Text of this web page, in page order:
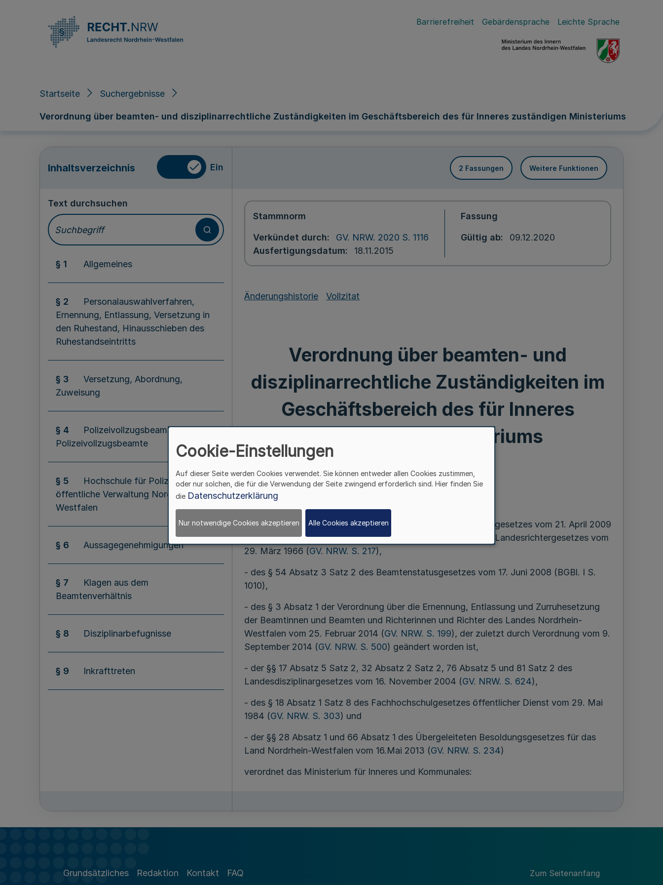
Barrierefreiheit Gebärdensprache Leichte Sprache
Startseite Suchergebnisse
Verordnung über beamten- und disziplinarrechtliche Zuständigkeiten im Geschäftsbereich des für Inneres zuständigen Ministeriums
Inhaltsverzeichnis Ein 2 Fassungen Weitere Funktionen
Text durchsuchen
§ 1 Allgemeines
§ 2
Personalauswahlverfahren,
Ernennung, Entlassung, Versetzung in
den Ruhestand, Hinausschieben des
Ruhestandseintritts
§ 3
Versetzung, Abordnung,
Zuweisung
§ 4
Polizeivollzugsbeamtinnen und
Polizeivollzugsbeamte
§ 5
Hochschule für Polizei und
öffentliche Verwaltung Nordrhein-
Westfalen
§ 6 Aussagegenehmigungen
§ 7
Klagen aus dem
Beamtenverhältnis
§ 8 Disziplinarbefugnisse
§ 9 Inkrafttreten
Stammnorm
Verkündet durch
GV. NRW. 2020 S. 1116
Ausfertigungsdatum
18.11.2015
Fassung
Gültig ab 09.12.2020
Änderungshistorie Vollzitat
Verordnung über beamten- und
disziplinarrechtliche Zuständigkeiten im
Geschäftsbereich des für Inneres
zuständigen Ministeriums
Vom 18. November 2015
Auf Grund
- des § 2 Absatz 2 und des § 105 Satz 2 des Landesbeamtengesetzes vom 21. April 2009
(GV. NRW. S. 224) in Verbindung mit § 4 Absatz 1 Satz 1 des Landesrichtergesetzes vom
29. März 1966 (GV. NRW. S. 217),
- des § 54 Absatz 3 Satz 2 des Beamtenstatusgesetzes vom 17. Juni 2008 (BGBl. I S.
1010),
- des § 3 Absatz 1 der Verordnung über die Ernennung, Entlassung und Zurruhesetzung
der Beamtinnen und Beamten und Richterinnen und Richter des Landes Nordrhein-
Westfalen vom 25. Februar 2014 (GV. NRW. S. 199), der zuletzt durch Verordnung vom 9.
September 2014 (GV. NRW. S. 500) geändert worden ist,
- der §§ 17 Absatz 5 Satz 2, 32 Absatz 2 Satz 2, 76 Absatz 5 und 81 Satz 2 des
Landesdisziplinargesetzes vom 16. November 2004 (GV. NRW. S. 624),
- des § 18 Absatz 1 Satz 8 des Fachhochschulgesetzes öffentlicher Dienst vom 29. Mai
1984 (GV. NRW. S. 303) und
- der §§ 28 Absatz 1 und 66 Absatz 1 des Übergeleiteten Besoldungsgesetzes für das
Land Nordrhein-Westfalen vom 16.Mai 2013 (GV. NRW. S. 234)
verordnet das Ministerium für Inneres und Kommunales:
Inhaltsübersicht
Grundsätzliches Redaktion Kontakt FAQ Zum Seitenanfang
Cookie-Einstellungen
Auf dieser Seite werden Cookies verwendet. Sie können entweder allen Cookies zustimmen,
oder nur solchen, die für die Verwendung der Seite zwingend erforderlich sind. Hier finden Sie
die Datenschutzerklärung
Nur notwendige Cookies akzeptieren Alle Cookies akzeptieren